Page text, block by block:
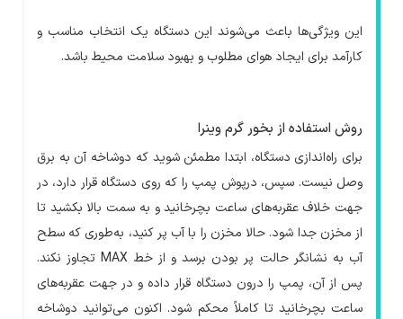
این ویژگی‌ها باعث می‌شوند این دستگاه یک انتخاب مناسب و
کارآمد برای ایجاد هوای مطلوب و بهبود سلامت محیط باشد.
روش استفاده از بخور گرم وینرا
برای راه‌اندازی دستگاه، ابتدا مطمئن شوید که دوشاخه آن به برق
وصل نیست. سپس، درپوش پمپ را که روی دستگاه قرار دارد، در
جهت خلاف عقربه‌های ساعت بچرخانید و به سمت بالا بکشید تا
از مخزن جدا شود. حالا مخزن را با آب پر کنید، به‌طوری که سطح
آب به نشانگر حالت پر بودن برسد و از خط MAXتجاوز نکند.
پس از آن، پمپ را درون دستگاه قرار داده و در جهت عقربه‌های
ساعت بچرخانید تا کاملاً محکم شود. اکنون می‌توانید دوشاخه